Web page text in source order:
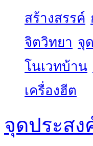
สร้างสรรค์
จิตวิทยา จุ
โนเวทบ้าน
เครื่องฮีต
จุดประส